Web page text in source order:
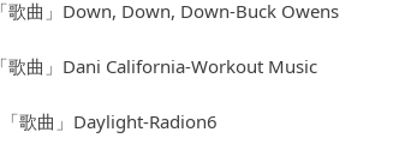
「歌曲」Down, Down, Down-Buck Owens
「歌曲」Dani California-Workout Music
「歌曲」Daylight-Radion6